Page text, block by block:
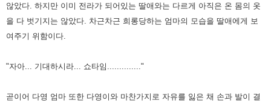
않았다. 하지만 이미 전라가 되어있는 딸애와는 다르게 아직은 온 몸의 옷
을 다 벗기지는 않았다. 차근차근 희롱당하는 엄마의 모습을 딸애에게 보
여주기 위함이다.
"자아... 기대하시라... 쇼타임.............."
곧이어 다영 엄마 또한 다영이와 마찬가지로 자유를 잃은 채 손과 발이 결